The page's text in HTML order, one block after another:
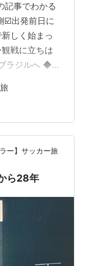
記事でわかる
☑️出発前日に
しく始まっ
戦に立ちは
ラジルへ ◆出
マり ◆今、や
ラジルへ 日
、決勝進出が
ルに進む可能
てし…
ー】サッカー旅
ら28年